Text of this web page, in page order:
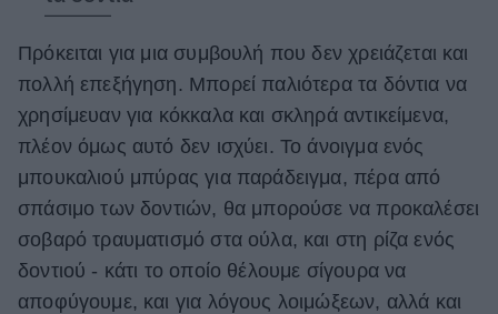
Πρόκειται για μια συμβουλή που δεν χρειάζεται και
πολλή επεξήγηση. Μπορεί παλιότερα τα δόντια να
χρησίμευαν για κόκκαλα και σκληρά αντικείμενα,
πλέον όμως αυτό δεν ισχύει. Το άνοιγμα ενός
μπουκαλιού μπύρας για παράδειγμα, πέρα από
σπάσιμο των δοντιών, θα μπορούσε να προκαλέσει
σοβαρό τραυματισμό στα ούλα, και στη ρίζα ενός
δοντιού - κάτι το οποίο θέλουμε σίγουρα να
αποφύγουμε, και για λόγους λοιμώξεων, αλλά και